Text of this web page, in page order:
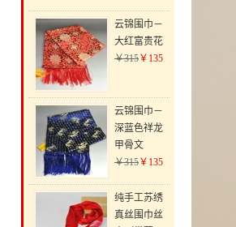
云锦围巾－
大红富贵花
￥315￥135
云锦围巾－
深蓝色祥龙
甲骨文
￥315￥135
纯手工苏绣
真丝围巾丝